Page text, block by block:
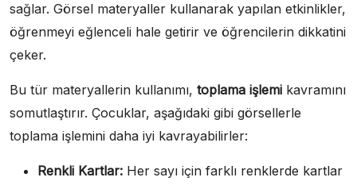
sağlar. Görsel materyaller kullanarak yapılan etkinlikler,
öğrenmeyi eğlenceli hale getirir ve öğrencilerin dikkatini
çeker.
Bu tür materyallerin kullanımı, toplama işlemi kavramını
somutlaştırır. Çocuklar, aşağıdaki gibi görsellerle
toplama işlemini daha iyi kavrayabilirler:
Renkli Kartlar: Her sayı için farklı renklerde kartlar